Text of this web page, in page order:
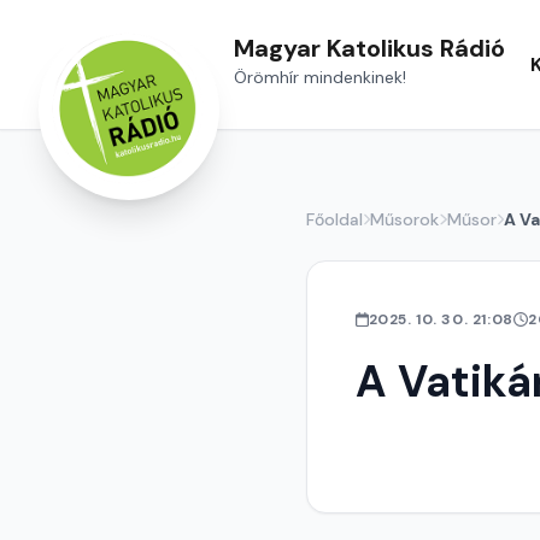
Magyar Katolikus Rádió
Örömhír mindenkinek!
Főoldal Műsorok Műsor A
2025. 10. 30. 21:08
A